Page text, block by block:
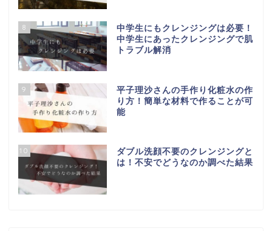
8
中学生にもクレンジングは必要！
中学生にあったクレンジングで肌
トラブル解消
9
平子理沙さんの手作り化粧水の作
り方！簡単な材料で作ることが可
能
10
ダブル洗顔不要のクレンジングと
は！不安でどうなのか調べた結果